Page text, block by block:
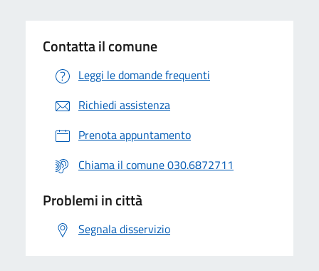
Contatta il comune
Leggi le domande frequenti
Richiedi assistenza
Prenota appuntamento
Chiama il comune 030.6872711
Problemi in città
Segnala disservizio